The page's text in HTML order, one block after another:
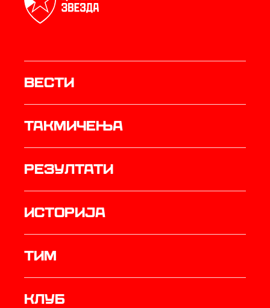
Вести
Такмичења
резултати
историја
ТИМ
Клуб